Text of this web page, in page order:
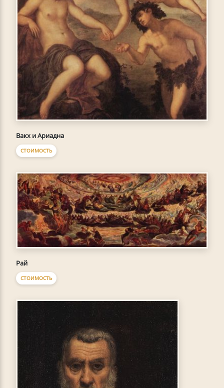
Вакх и Ариадна
СТОИМОСТЬ
Рай
СТОИМОСТЬ